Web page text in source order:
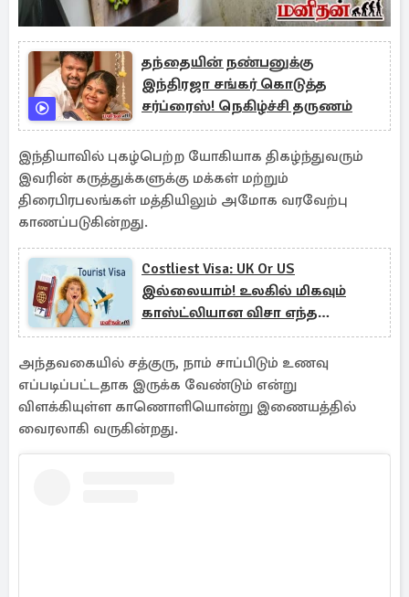
தந்தையின் நண்பனுக்கு
இந்திரஜா சங்கர் கொடுத்த
சர்ப்ரைஸ்! நெகிழ்ச்சி தருணம்
இந்தியாவில் புகழ்பெற்ற யோகியாக திகழ்ந்துவரும்
இவரின் கருத்துக்களுக்கு மக்கள் மற்றும்
திரைபிரபலங்கள் மத்தியிலும் அமோக வரவேற்பு
காணப்படுகின்றது.
Costliest Visa: UK Or US
இல்லையாம்! உலகில் மிகவும்
காஸ்ட்லியான விசா எந்த
நாட்டுடையது?
அந்தவகையில் சத்குரு, நாம் சாப்பிடும் உணவு
எப்படிப்பட்டதாக இருக்க வேண்டும் என்று
விளக்கியுள்ள காணொளியொன்று இணையத்தில்
வைரலாகி வருகின்றது.